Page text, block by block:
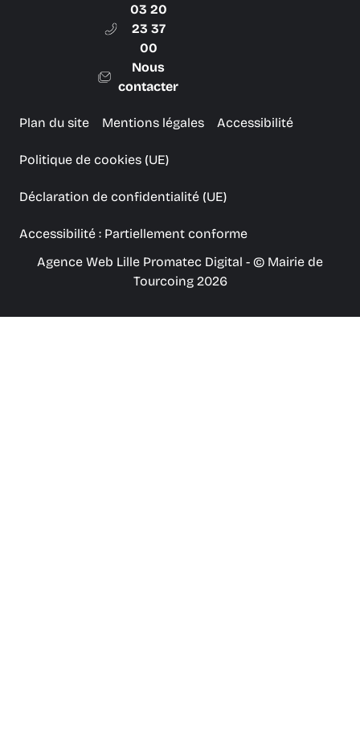
03 20
23 37
00
Nous
contacter
Plan du site Mentions légales Accessibilité
Politique de cookies (UE)
Déclaration de confidentialité (UE)
Accessibilité : Partiellement conforme
Agence Web Lille Promatec Digital - © Mairie de
Tourcoing 2026